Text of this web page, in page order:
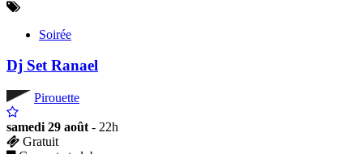
Soirée
Dj Set Ranael
Pirouette
samedi 29 août - 22h
Gratuit